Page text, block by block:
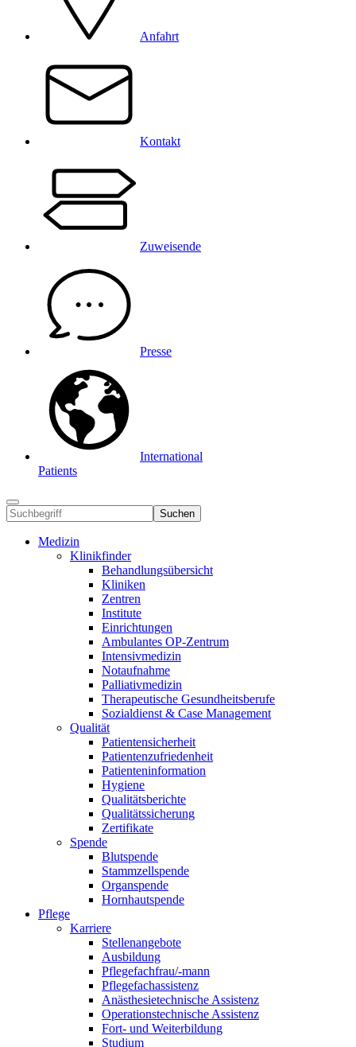
Anfahrt
Kontakt
Zuweisende
Presse
International
Patients
Suchen
Medizin
Klinikfinder
Behandlungsübersicht
Kliniken
Zentren
Institute
Einrichtungen
Ambulantes OP-Zentrum
Intensivmedizin
Notaufnahme
Palliativmedizin
Therapeutische Gesundheitsberufe
Sozialdienst & Case Management
Qualität
Patientensicherheit
Patientenzufriedenheit
Patienteninformation
Hygiene
Qualitätsberichte
Qualitätssicherung
Zertifikate
Spende
Blutspende
Stammzellspende
Organspende
Hornhautspende
Pflege
Karriere
Stellenangebote
Ausbildung
Pflegefachfrau/-mann
Pflegefachassistenz
Anästhesietechnische Assistenz
Operationstechnische Assistenz
Fort- und Weiterbildung
Studium